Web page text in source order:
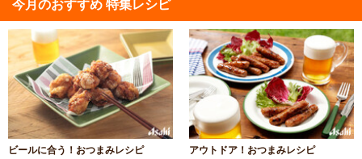
今月のおすすめ 特集レシピ
ビールに合う！おつまみレシピ アウトドア！おつまみレシピ